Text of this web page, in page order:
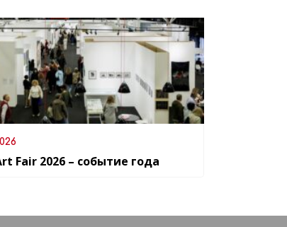
Fair 2026 – событие года